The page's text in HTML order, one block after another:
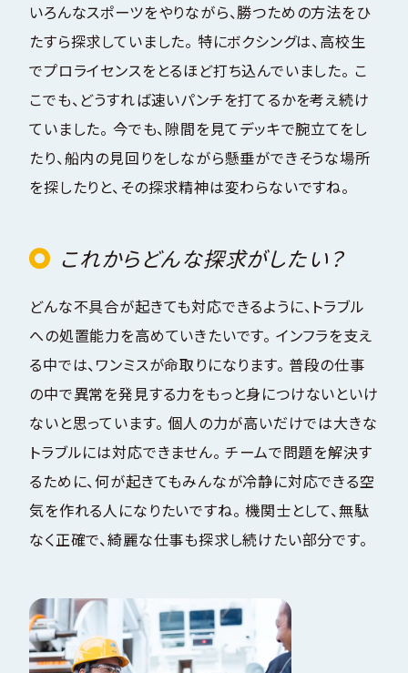
いろんなスポーツをやりながら、勝つための方法をひ
たすら探求していました。 特にボクシングは、高校生
でプロライセンスをとるほど打ち込んでいました。 こ
こでも、どうすれば速いパンチを打てるかを考え続け
ていました。 今でも、隙間を見てデッキで腕立てをし
たり、船内の見回りをしながら懸垂ができそうな場所
を探したりと、その探求精神は変わらないですね。
これからどんな探求がしたい？
どんな不具合が起きても対応できるように、トラブル
への処置能力を高めていきたいです。 インフラを支え
る中では、ワンミスが命取りになります。 普段の仕事
の中で異常を発見する力をもっと身につけないといけ
ないと思っています。 個人の力が高いだけでは大きな
トラブルには対応できません。 チームで問題を解決す
るために、何が起きてもみんなが冷静に対応できる空
気を作れる人になりたいですね。 機関士として、無駄
なく正確で、綺麗な仕事も探求し続けたい部分です。